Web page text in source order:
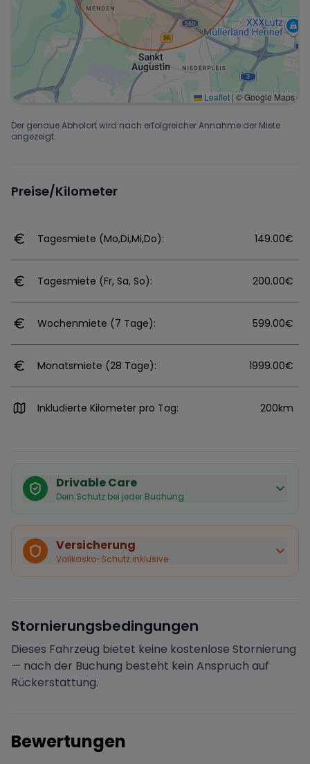
Leaflet | © Google Maps
Der genaue Abholort wird nach erfolgreicher Annahme der Miete
angezeigt.
Preise/Kilometer
Tagesmiete (Mo,Di,Mi,Do): 149.00€
Tagesmiete (Fr, Sa, So): 200.00€
Wochenmiete (7 Tage): 599.00€
Monatsmiete (28 Tage): 1999.00€
Inkludierte Kilometer pro Tag: 200km
Drivable Care
Dein Schutz bei jeder Buchung
Käuferschutz inklusive
Bei Stornierung durch den Vermieter erhältst du eine
vollständige Rückerstattung.
Sichere Zahlung
Deine Zahlung wird verschlüsselt verarbeitet. Deine
Daten sind geschützt.
Verifizierter Vermieter
Alle Vermieter werden von Drivable überprüft und
verifiziert.
Versicherung
Vollkasko-Schutz inklusive
Stornierungsbedingungen
Dieses Fahrzeug bietet keine kostenlose Stornierung
— nach der Buchung besteht kein Anspruch auf
Rückerstattung.
Bewertungen